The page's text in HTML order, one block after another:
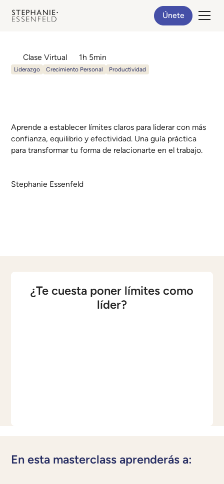
Únete
Clase Virtual 1h 5min
Liderazgo Crecimiento Personal Productividad
Aprende a establecer límites claros para liderar con más
confianza, equilibrio y efectividad. Una guía práctica
para transformar tu forma de relacionarte en el trabajo.
Stephanie Essenfeld
¿Te cuesta poner límites como
líder?
En esta masterclass aprenderás a: